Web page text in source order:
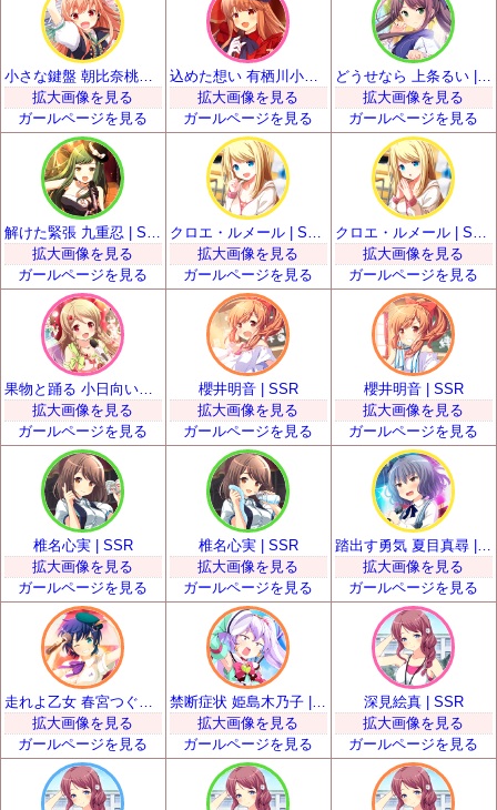
拡大画像を見る
ガールページを見る
込めた想い 有栖川小枝子 | SSR
拡大画像を見る
ガールページを見る
どうせなら 上条るい | SSR
拡大画像を見る
ガールページを見る
拡大画像を見る
ガールページを見る
拡大画像を見る
ガールページを見る
拡大画像を見る
ガールページを見る
拡大画像を見る
ガールページを見る
櫻井明音 | SSR
拡大画像を見る
ガールページを見る
櫻井明音 | SSR
拡大画像を見る
ガールページを見る
椎名心実 | SSR
拡大画像を見る
ガールページを見る
椎名心実 | SSR
拡大画像を見る
ガールページを見る
踏出す勇気 夏目真尋 | SSR
拡大画像を見る
ガールページを見る
拡大画像を見る
ガールページを見る
禁断症状 姫島木乃子 | SSR
拡大画像を見る
ガールページを見る
深見絵真 | SSR
拡大画像を見る
ガールページを見る